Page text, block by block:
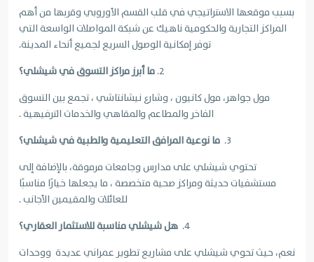
بسبب موقعها الاستراتيجي في قلب القسم الأوروبي وقربها من أهم
المراكز التجارية والحكوميةناهيك عن شبكة المواصلات الواسعة التي
توفر إمكانية الوصول السريع لجميع أنحاء المدينة.
2. ما أبرز مراكز التسوق في شيشلي؟
مول جواهر، مول كانيون ، وشارع نيشانتاشي ، تجمع بين التسوق
الفاخر والمطاعم والمقاهي والخدمات الترفيهية .
3. ما نوعية المرافق التعليمية والطبية في شيشلي؟
تحتوي شيشلي على مدارس وجامعات مرموقة، بالإضافة إلى
مستشفيات حديثة ومراكز صحية متخصصة ، ما يجعلها خيارًا مناسبًا
للعائلات والمقيمين الأجانب .
4. هل شيشلي مناسبة للاستثمار العقاري؟
نعم، حيث تحوي شيشلي على مشاريع تطوير عمراني عديدة ووحدات